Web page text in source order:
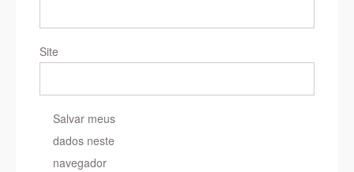
Site
Salvar meus
dados neste
navegador